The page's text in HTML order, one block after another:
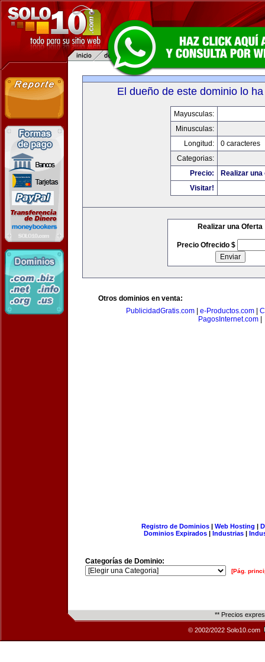
El dueño de este dominio lo
Mayusculas:
Minusculas:
Longitud:
0 caracteres
Categorias:
Precio:
Realizar
Visitar!
Realizar una Oferta
Precio Ofrecido $
Otros dominios en venta:
PublicidadGratis.com
e-Productos.com
PagosInternet.com
Registro de Dominios| Web Hosting |
Dominios Expirados | Industrias |
Categorías de Dominio:
[Pág.
** Precios
© 2002/2022 Solo10.com